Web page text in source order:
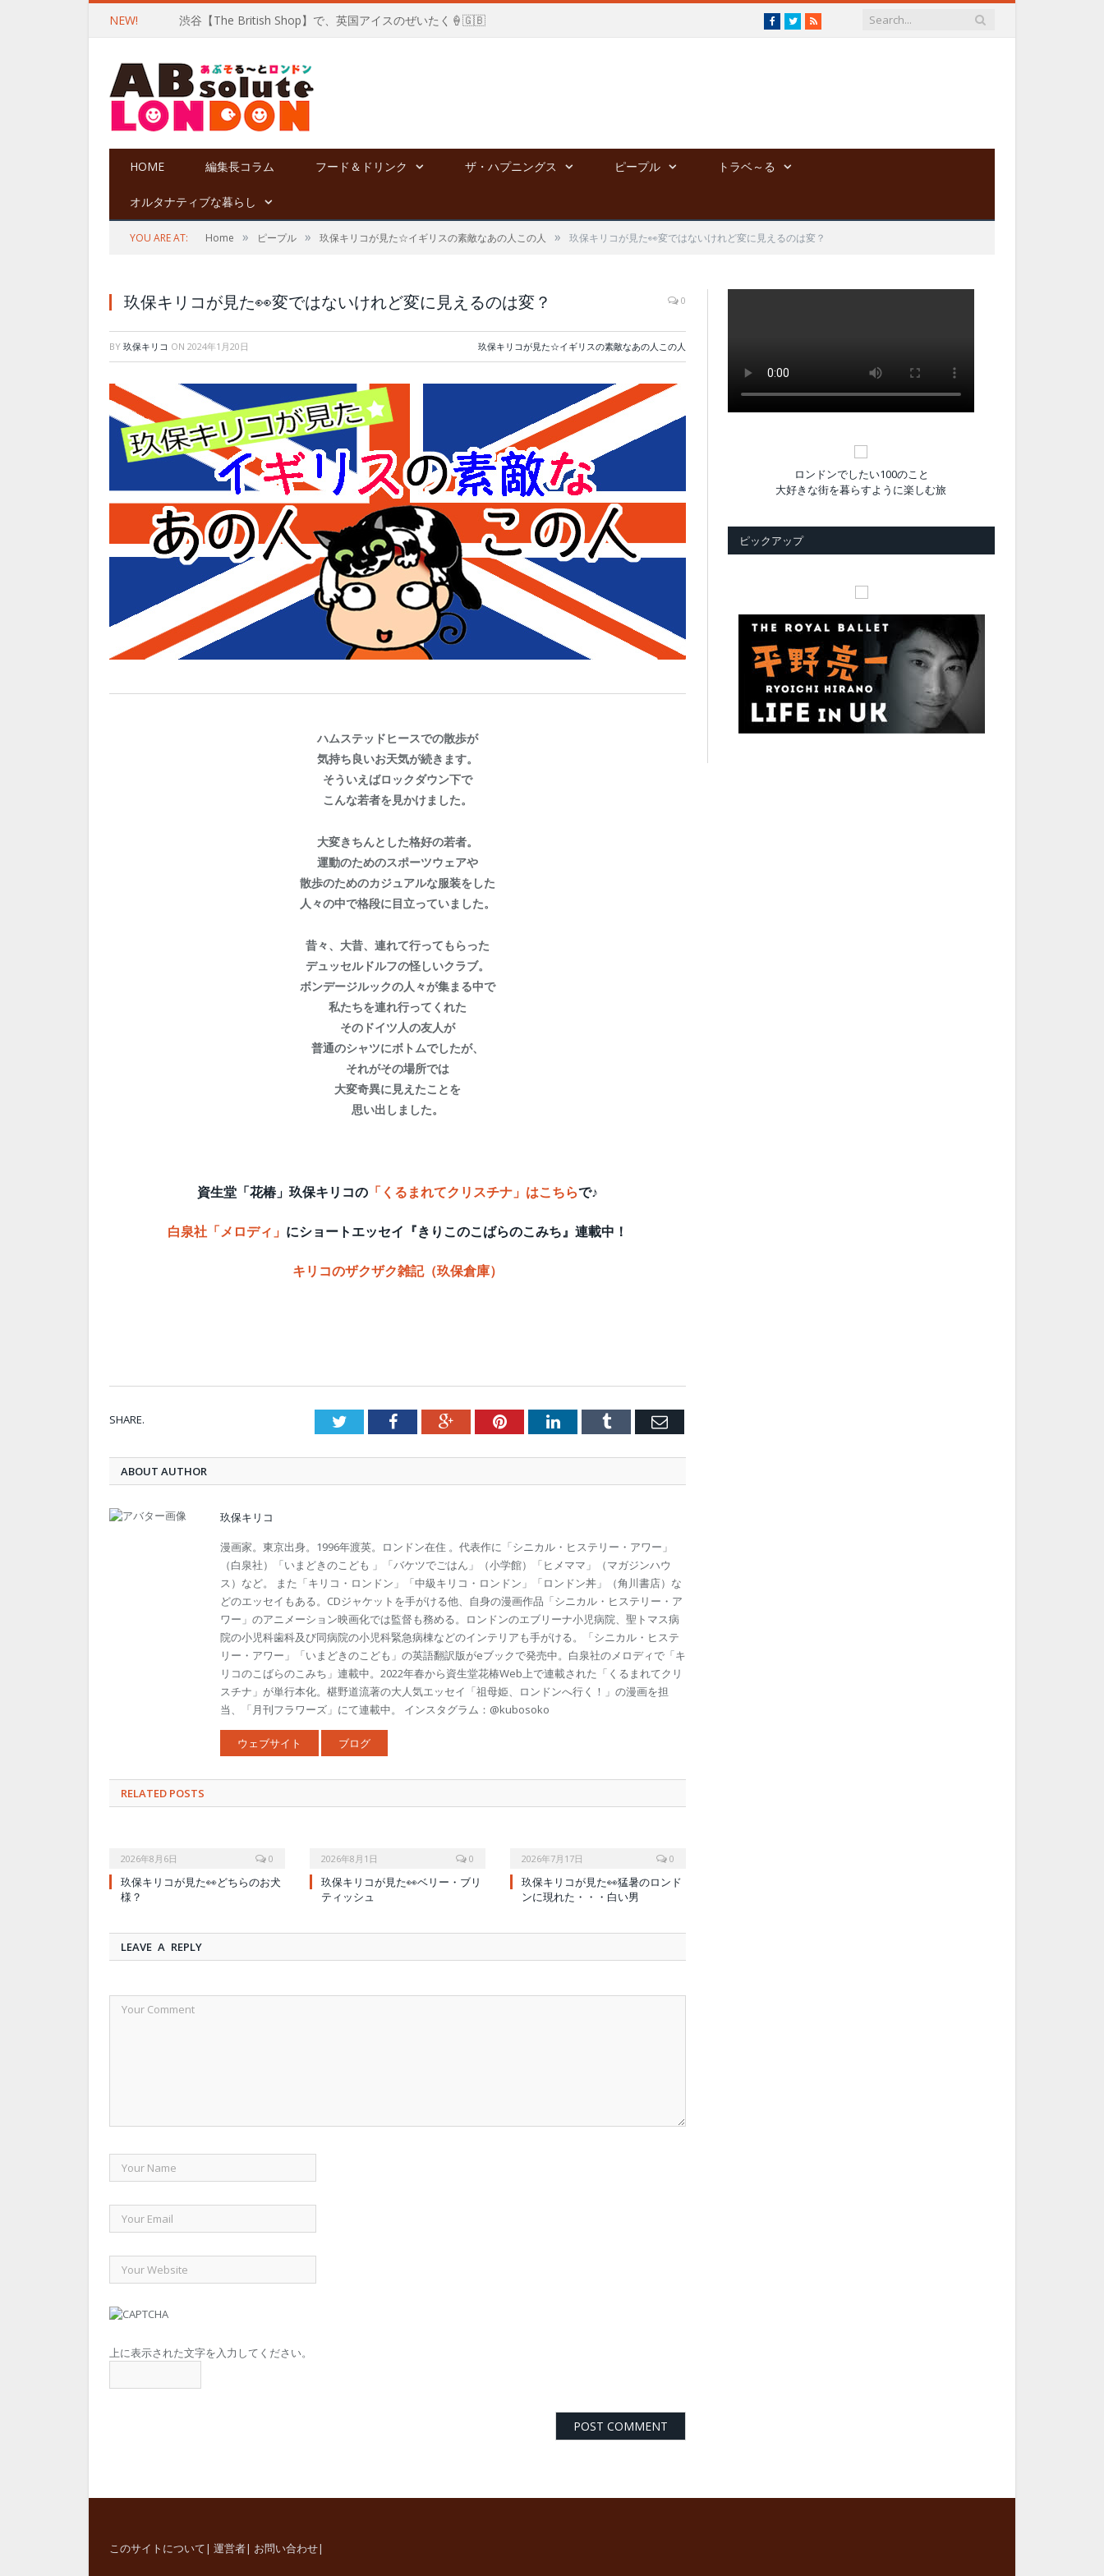
NEW! 渋谷【The British Shop】で、英国アイスのぜいたく🍦🇬🇧 Facebook
TwitterRSS
HOME 編集長コラム フード＆ドリンク ザ・ハプニングス ピープル トラベ～る
オルタナティブな暮らし
YOU ARE AT: Home » ピープル » 玖保キリコが見た☆イギリスの素敵なあの人この人 » 玖保キリコが見た👀変ではないけれど変に見えるのは変？
玖保キリコが見た👀変ではないけれど変に見えるのは変？ 0
BY 玖保キリコ ON 2024年1月20日 玖保キリコが見た☆イギリスの素敵なあの人この人
ハムステッドヒースでの散歩が
気持ち良いお天気が続きます。
そういえばロックダウン下で
こんな若者を見かけました。
大変きちんとした格好の若者。
運動のためのスポーツウェアや
散歩のためのカジュアルな服装をした
人々の中で格段に目立っていました。
昔々、大昔、連れて行ってもらった
デュッセルドルフの怪しいクラブ。
ボンデージルックの人々が集まる中で
私たちを連れ行ってくれた
そのドイツ人の友人が
普通のシャツにボトムでしたが、
それがその場所では
大変奇異に見えたことを
思い出しました。
資生堂「花椿」玖保キリコの 「くるまれてクリスチナ」はこちらで♪
白泉社「メロディ」 にショートエッセイ『きりこのこばらのこみち』連載中！
キリコのザクザク雑記（玖保倉庫）
SHARE. TwitterFacebookGoogle+PinterestLinkedInTumblr Email
ABOUT AUTHOR
玖保キリコ
漫画家。東京出身。1996年渡英。ロンドン在住 。代表作に「シニカル・ヒステリー・アワー」
（白泉社）「いまどきのこども 」「バケツでごはん」（小学館）「ヒメママ」（マガジンハウ
ス）など。 また「キリコ・ロンドン」「中級キリコ・ロンドン」「ロンドン丼」（角川書店）な
どのエッセイもある。CDジャケットを手がける他、自身の漫画作品「シニカル・ヒステリー・ア
ワー」のアニメーション映画化では監督も務める。ロンドンのエブリーナ小児病院、聖トマス病
院の小児科歯科及び同病院の小児科緊急病棟などのインテリアも手がける。「シニカル・ヒステ
リー・アワー」「いまどきのこども」の英語翻訳版がeブックで発売中。白泉社のメロディで「キ
リコのこばらのこみち」連載中。2022年春から資生堂花椿Web上で連載された「くるまれてクリ
スチナ」が単行本化。椹野道流著の大人気エッセイ「祖母姫、ロンドンへ行く！」の漫画を担
当、「月刊フラワーズ」にて連載中。 インスタグラム：@kubosoko
ウェブサイト ブログ
RELATED POSTS
2026年8月6日 0
玖保キリコが見た👀どちらのお犬
様？
2026年8月1日 0
玖保キリコが見た👀ベリー・ブリ
ティッシュ
2026年7月17日 0
玖保キリコが見た👀猛暑のロンド
ンに現れた・・・白い男
LEAVE A REPLY
上に表示された文字を入力してください。
ロンドンでしたい100のこと
大好きな街を暮らすように楽しむ旅
ピックアップ
このサイトについて| 運営者| お問い合わせ|